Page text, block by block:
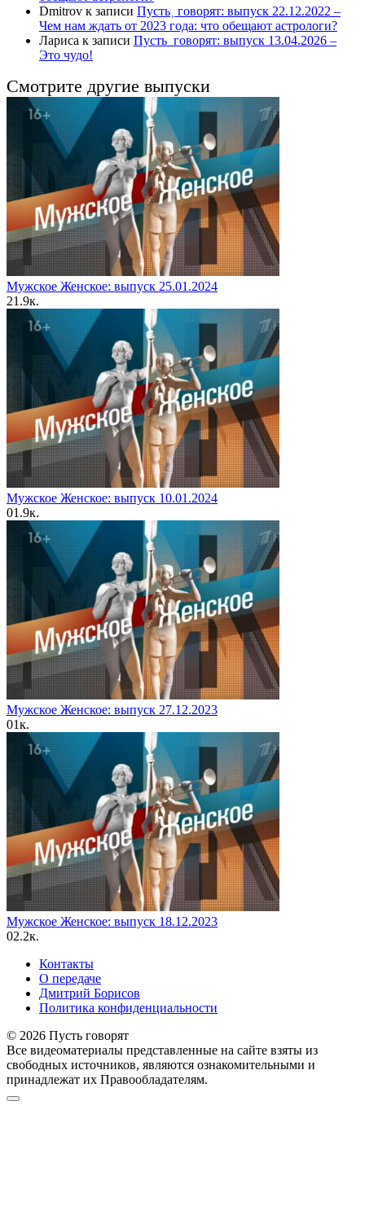
Dmitrov к записи Пусть˲ говорят: выпуск 22.12.2022 –
Чем нам ждать от 2023 года: что обещают астрологи?
Лариса к записи Пусть_говорят: выпуск 13.04.2026 –
Это чудо!
Смотрите другие выпуски
Мужское Женское: выпуск 25.01.2024
21.9к.
Мужское Женское: выпуск 10.01.2024
01.9к.
Мужское Женское: выпуск 27.12.2023
01к.
Мужское Женское: выпуск 18.12.2023
02.2к.
Контакты
О передаче
Дмитрий Борисов
Политика конфиденциальности
© 2026 Пусть говорят
Все видеоматериалы представленные на сайте взяты из
свободных источников, являются ознакомительными и
принадлежат их Правообладателям.